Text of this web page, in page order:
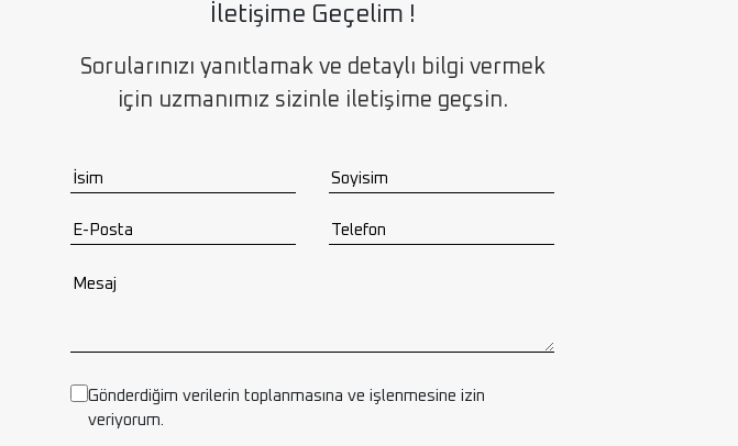
İletişime Geçelim !
Sorularınızı yanıtlamak ve detaylı bilgi vermek
için uzmanımız sizinle iletişime geçsin.
Gönderdiğim verilerin toplanmasına ve işlenmesine izin
veriyorum.